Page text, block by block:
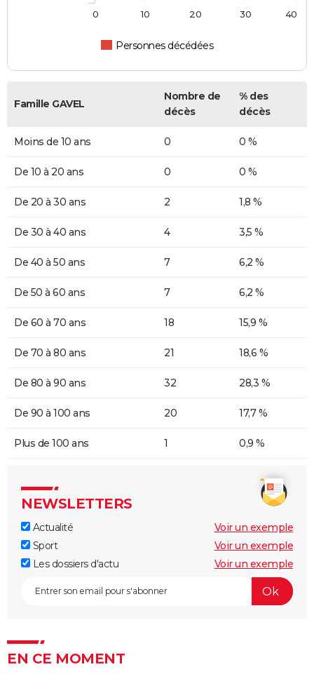
Personnes décédées
0 10 20 30 40
Famille GAVEL
Nombre de
décès
% des
décès
Moins de 10 ans 0 0 %
De 10 à 20 ans 0 0 %
De 20 à 30 ans 2 1,8 %
De 30 à 40 ans 4 3,5 %
De 40 à 50 ans 7 6,2 %
De 50 à 60 ans 7 6,2 %
De 60 à 70 ans 18 15,9 %
De 70 à 80 ans 21 18,6 %
De 80 à 90 ans 32 28,3 %
De 90 à 100 ans 20 17,7 %
Plus de 100 ans 1 0,9 %
NEWSLETTERS
Actualité
Voir un exemple
Sport
Voir un exemple
Les dossiers d'actu
Voir un exemple
EN CE MOMENT